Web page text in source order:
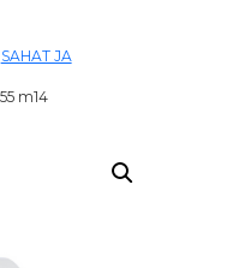
SAHAT JA
m14